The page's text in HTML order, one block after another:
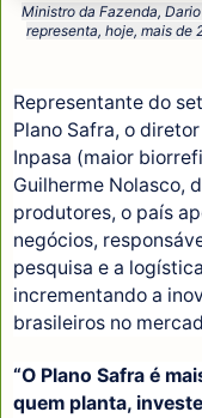
Ministro da Fazenda,
representa, hoje, mais de
Representante do
Plano Safra, o
Inpasa (maior
Guilherme Nolasco,
produtores, o país
negócios,
pesquisa e a
incrementando a
brasileiros no
“O Plano Safra é
quem planta,